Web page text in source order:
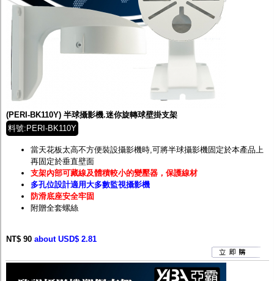
AHD特殊功能型攝影機
旋轉型攝影機.旋轉台
傳統高解析攝影機
多路攝影機單軸傳輸
監聽器.麥克風
網路設備
視訊轉換設備
雙絞線傳輸器
雜訊改善器
分配放大器
網路線用水晶頭
網路線
懶人線.同軸線.花線
線頭.插座.延長線.HDMI線
集線盒.防水盒.配線盒
偽裝嚇阻假監視器. 警示防盜貼紙
電腦工業機殼
(PERI-BK110Y) 半球攝影機.迷你旋轉球壁掛支架
料號:PERI-BK110Y
當天花板太高不方便裝設攝影機時,可將半球攝影機固定於本產品上
再固定於垂直壁面
支架內部可藏線及體積較小的變壓器，保護線材
多孔位設計適用大多數監視攝影機
防滑底座安全牢固
附贈全套螺絲
NT$ 90 about USD$ 2.81